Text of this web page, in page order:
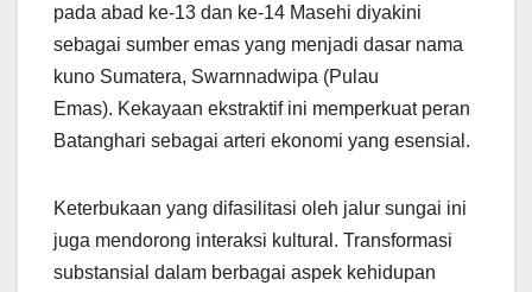
pada abad ke-13 dan ke-14 Masehi diyakini
sebagai sumber emas yang menjadi dasar nama
kuno Sumatera, Swarnnadwipa (Pulau
Emas). Kekayaan ekstraktif ini memperkuat peran
Batanghari sebagai arteri ekonomi yang esensial.
Keterbukaan yang difasilitasi oleh jalur sungai ini
juga mendorong interaksi kultural. Transformasi
substansial dalam berbagai aspek kehidupan